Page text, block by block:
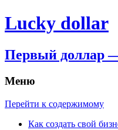
Lucky dollar
Первый доллар
Меню
Перейти к содержимому
Как создать свой